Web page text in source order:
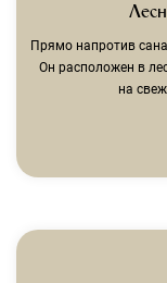
Прямо напротив
Он расположен в
на